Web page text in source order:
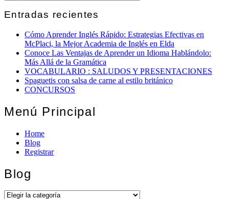
Entradas recientes
Cómo Aprender Inglés Rápido: Estrategias Efectivas en
McPlaci, la Mejor Academia de Inglés en Elda
Conoce Las Ventajas de Aprender un Idioma Hablándolo:
Más Allá de la Gramática
VOCABULARIO : SALUDOS Y PRESENTACIONES
Spaguetis con salsa de carne al estilo británico
CONCURSOS
Menú Principal
Home
Blog
Registrar
Blog
Blog